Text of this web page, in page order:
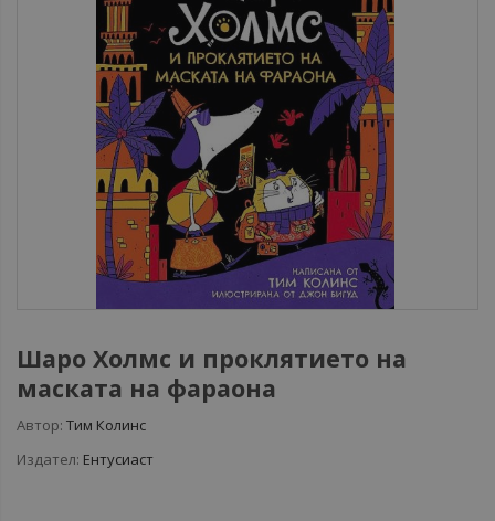
Шаро Холмс и проклятието на
маската на фараона
Автор: Тим Колинс
Издател: Ентусиаст